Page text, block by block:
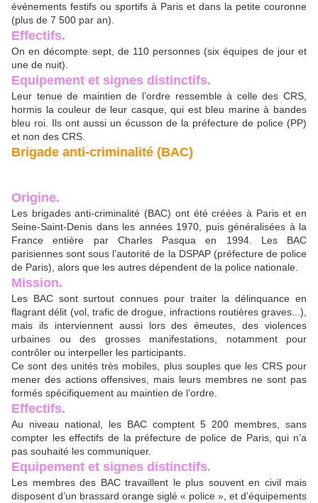
événements festifs ou sportifs à Paris et dans la petite couronne
(plus de 7 500 par an).
Effectifs.
On en décompte sept, de 110 personnes (six équipes de jour et
une de nuit).
Equipement et signes distinctifs.
Leur tenue de maintien de l’ordre ressemble à celle des CRS,
hormis la couleur de leur casque, qui est bleu marine à bandes
bleu roi. Ils ont aussi un écusson de la préfecture de police (PP)
et non des CRS.
Brigade anti-criminalité (BAC)
Origine.
Les brigades anti-criminalité (BAC) ont été créées à Paris et en
Seine-Saint-Denis dans les années 1970, puis généralisées à la
France entière par Charles Pasqua en 1994. Les BAC
parisiennes sont sous l’autorité de la DSPAP (préfecture de police
de Paris), alors que les autres dépendent de la police nationale.
Mission.
Les BAC sont surtout connues pour traiter la délinquance en
flagrant délit (vol, trafic de drogue, infractions routières graves...),
mais ils interviennent aussi lors des émeutes, des violences
urbaines ou des grosses manifestations, notamment pour
contrôler ou interpeller les participants.
Ce sont des unités très mobiles, plus souples que les CRS pour
mener des actions offensives, mais leurs membres ne sont pas
formés spécifiquement au maintien de l’ordre.
Effectifs.
Au niveau national, les BAC comptent 5 200 membres, sans
compter les effectifs de la préfecture de police de Paris, qui n’a
pas souhaité les communiquer.
Equipement et signes distinctifs.
Les membres des BAC travaillent le plus souvent en civil mais
disposent d’un brassard orange siglé « police », et d’équipements